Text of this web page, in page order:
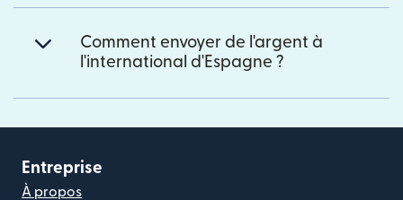
Comment envoyer de l'argent à
l'international d'Espagne ?
Entreprise
À propos